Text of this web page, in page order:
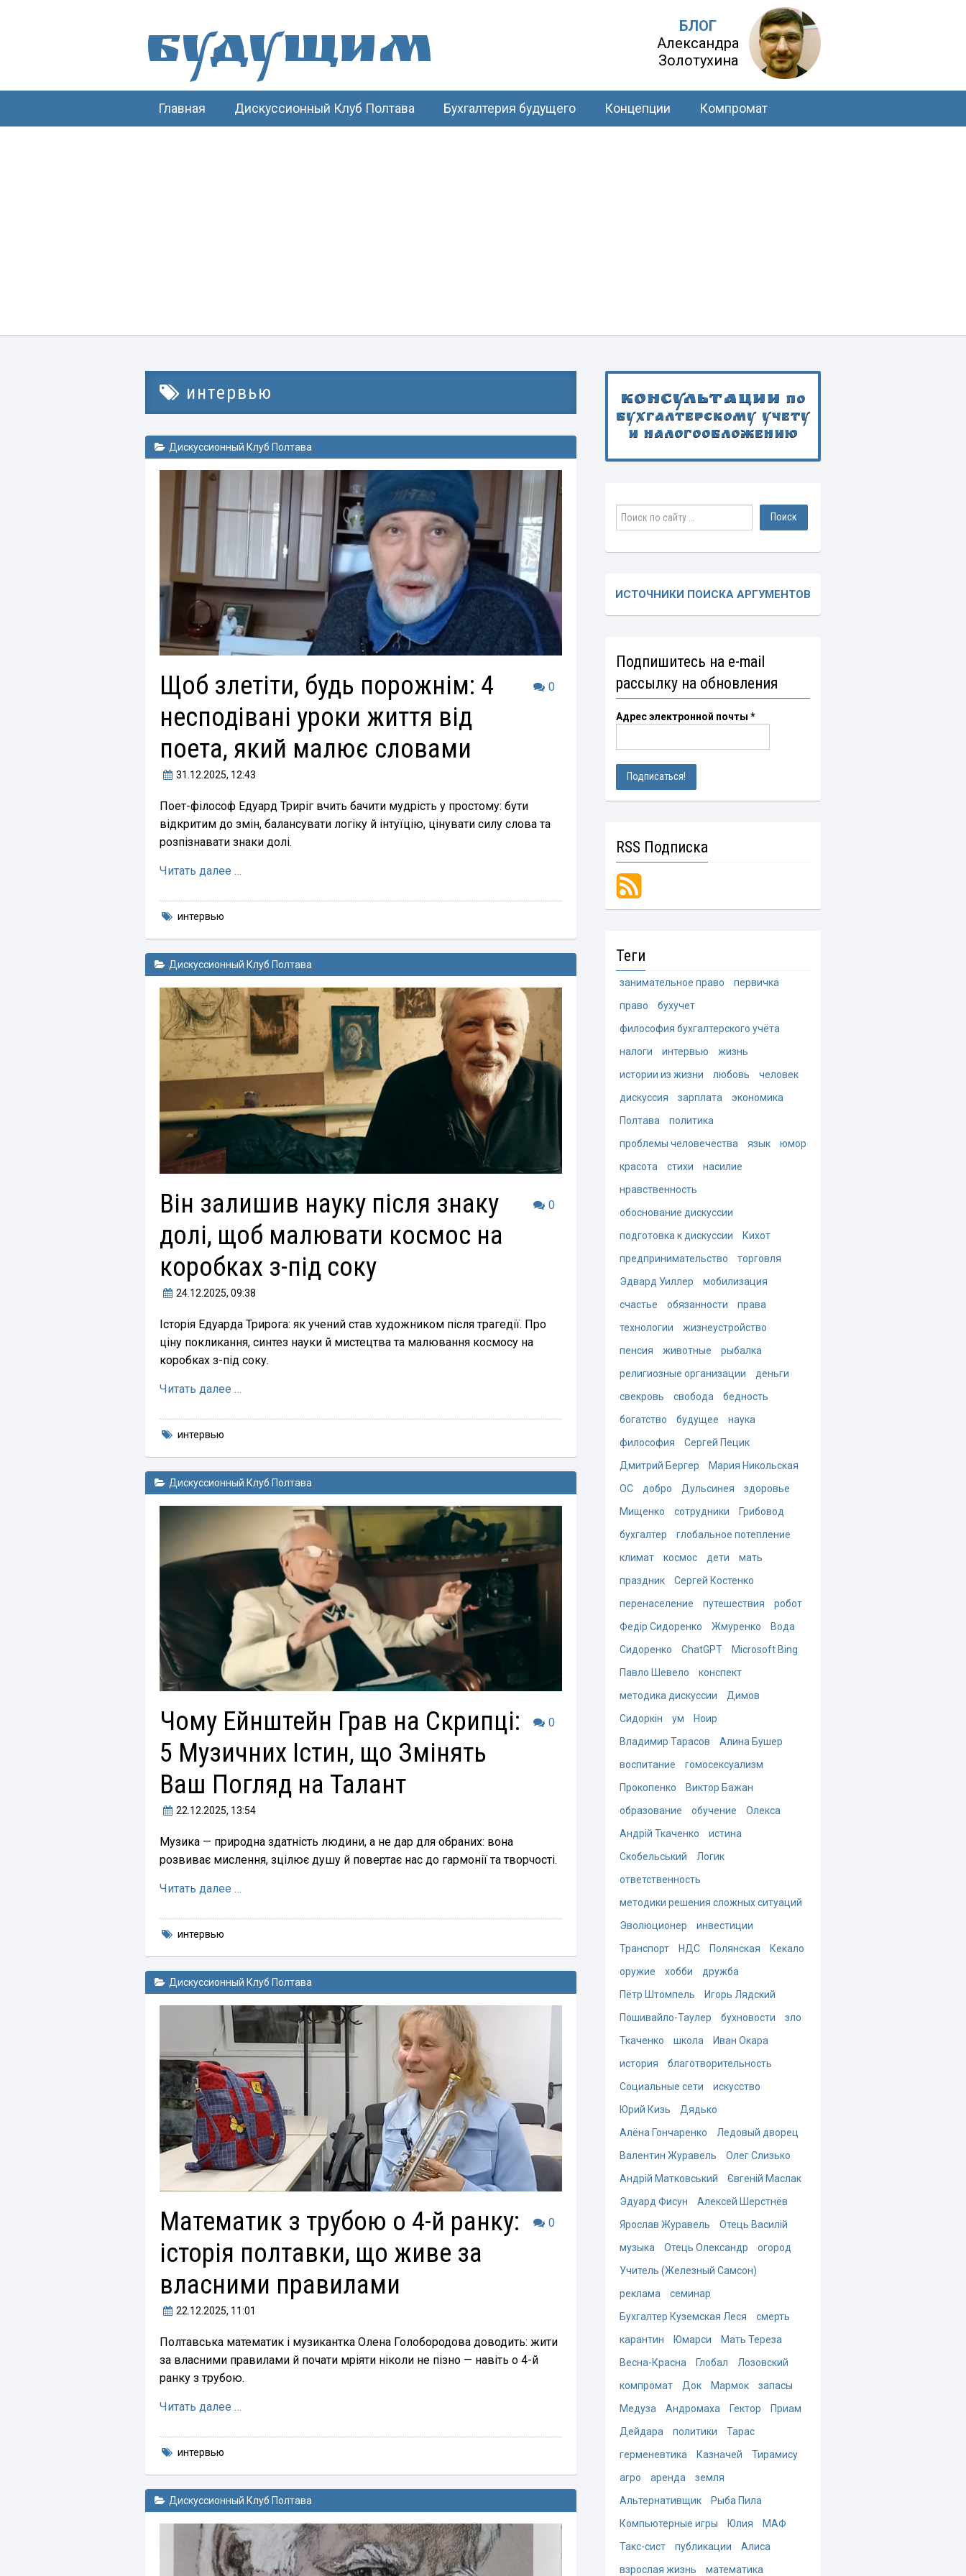
Будущим
БЛОГ
Александра
Золотухина
Главная Дискуссионный Клуб Полтава Бухгалтерия будущего Концепции Компромат
интервью
Дискуссионный Клуб Полтава
0
Щоб злетіти, будь порожнім: 4
несподівані уроки життя від
поета, який малює словами
31.12.2025, 12:43
Поет-філософ Едуард Триріг вчить бачити мудрість у простому: бути
відкритим до змін, балансувати логіку й інтуїцію, цінувати силу слова та
розпізнавати знаки долі.
Читать далее …
интервью
Дискуссионный Клуб Полтава
0
Він залишив науку після знаку
долі, щоб малювати космос на
коробках з-під соку
24.12.2025, 09:38
Історія Едуарда Трирога: як учений став художником після трагедії. Про
ціну покликання, синтез науки й мистецтва та малювання космосу на
коробках з-під соку.
Читать далее …
интервью
Дискуссионный Клуб Полтава
0
Чому Ейнштейн Грав на Скрипці:
5 Музичних Істин, що Змінять
Ваш Погляд на Талант
22.12.2025, 13:54
Музика — природна здатність людини, а не дар для обраних: вона
розвиває мислення, зцілює душу й повертає нас до гармонії та творчості.
Читать далее …
интервью
Дискуссионный Клуб Полтава
0
Математик з трубою о 4-й ранку:
історія полтавки, що живе за
власними правилами
22.12.2025, 11:01
Полтавська математик і музикантка Олена Голобородова доводить: жити
за власними правилами й почати мріяти ніколи не пізно — навіть о 4-й
ранку з трубою.
Читать далее …
интервью
Дискуссионный Клуб Полтава
Консультации по
бухгалтерскому учету
и налогообложению
ИСТОЧНИКИ ПОИСКА АРГУМЕНТОВ
Подпишитесь на e-mail
рассылку на обновления
Адрес электронной почты *
RSS Подписка
Теги
занимательное право
первичка
право
бухучет
философия бухгалтерского учёта
налоги
интервью
жизнь
истории из жизни
любовь
человек
дискуссия
зарплата
экономика
Полтава
политика
проблемы человечества
язык
юмор
красота
стихи
насилие
нравственность
обоснование дискуссии
подготовка к дискуссии
Кихот
предпринимательство
торговля
Эдвард Уиллер
мобилизация
счастье
обязанности
права
технологии
жизнеустройство
пенсия
животные
рыбалка
религиозные организации
деньги
свекровь
свобода
бедность
богатство
будущее
наука
философия
Сергей Пецик
Дмитрий Бергер
Мария Никольская
ОС
добро Дульсинея
здоровье
Мищенко
сотрудники
Грибовод
бухгалтер
глобальное потепление
климат
космос дети
мать
праздник
Сергей Костенко
перенаселение
путешествия
робот
Федір Сидоренко
Жмуренко
Вода
Сидоренко
ChatGPT
Microsoft Bing
Павло Шевело
конспект
методика дискуссии
Димов
Сидоркін
ум
Ноир
Владимир Тарасов
Алина Бушер
воспитание
гомосексуализм
Прокопенко
Виктор Бажан
образование
обучение
Олекса
Андрій Ткаченко
истина
Скобельський
Логик
ответственность
методики решения сложных ситуаций
Эволюционер
инвестиции
Транспорт
НДС Полянская
Кекало
оружие
хобби
дружба
Пётр Штомпель
Игорь Лядский
Пошивайло-Таулер
бухновости
зло
Ткаченко
школа
Иван Окара
история
благотворительность
Социальные сети
искусство
Юрий Кизь
Дядько
Алёна Гончаренко
Ледовый дворец
Валентин Журавель
Олег Слизько
Андрій Матковський
Євгеній Маслак
Эдуард Фисун
Алексей Шерстнёв
Ярослав Журавель
Отець Василій
музыка
Отець Олександр
огород
Учитель (Железный Самсон)
реклама
семинар
Бухгалтер Куземская Леся
смерть
карантин
Юмарси
Мать Тереза
Весна-Красна
Глобал
Лозовский
компромат
Док Мармок
запасы
Медуза
Андромаха Гектор
Приам
Дейдара
политики
Тарас
герменевтика
Казначей
Тирамису
агро
аренда
земля
Альтернативщик
Рыба Пила
Компьютерные игры
Юлия
МАФ
Такс-сист
публикации
Алиса
взрослая жизнь
математика